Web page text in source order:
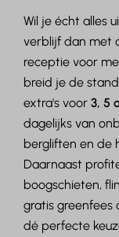
Wil je écht alles
verblijf dan met
receptie voor
breid je de
extra's voor3, 5
dagelijks van
bergliften en de
Daarnaast
boogschieten,
gratis greenfees
dé perfecte